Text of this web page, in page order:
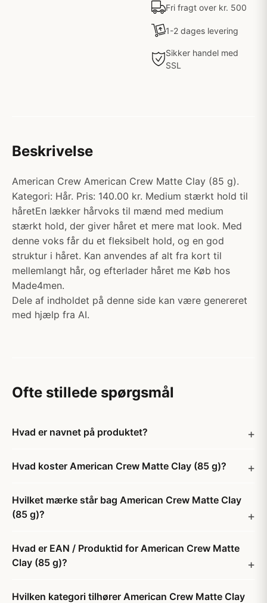
Fri fragt over kr. 500
1-2 dages levering
Sikker handel med
SSL
Beskrivelse
American Crew American Crew Matte Clay (85 g).
Kategori: Hår. Pris: 140.00 kr. Medium stærkt hold til
håretEn lækker hårvoks til mænd med medium
stærkt hold, der giver håret et mere mat look. Med
denne voks får du et fleksibelt hold, og en god
struktur i håret. Kan anvendes af alt fra kort til
mellemlangt hår, og efterlader håret me Køb hos
Made4men.
Dele af indholdet på denne side kan være genereret
med hjælp fra AI.
Ofte stillede spørgsmål
Hvad er navnet på produktet?
Hvad koster American Crew Matte Clay (85 g)?
Hvilket mærke står bag American Crew Matte Clay
(85 g)?
Hvad er EAN / Produktid for American Crew Matte
Clay (85 g)?
Hvilken kategori tilhører American Crew Matte Clay